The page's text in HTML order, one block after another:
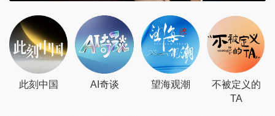
此刻中国 AI奇谈 望海观潮
不被定义的
TA